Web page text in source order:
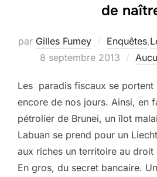
de
par Gilles Fumey Enquêtes,
Publié
8 septembre 2013
Les paradis fiscaux se portent
encore de nos jours. Ainsi, en
pétrolier de Brunei, un îlot
Labuan se prend pour un
aux riches un territoire au droit
En gros, du secret bancaire.